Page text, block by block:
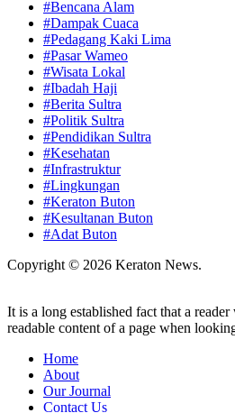
#Bencana Alam
#Dampak Cuaca
#Pedagang Kaki Lima
#Pasar Wameo
#Wisata Lokal
#Ibadah Haji
#Berita Sultra
#Politik Sultra
#Pendidikan Sultra
#Kesehatan
#Infrastruktur
#Lingkungan
#Keraton Buton
#Kesultanan Buton
#Adat Buton
Copyright © 2026 Keraton News.
It is a long established fact that a
readable content of a page when
Home
About
Our Journal
Contact Us